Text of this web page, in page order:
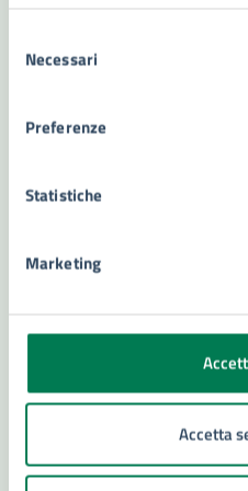
delNecessari
Preferenze
Statistiche
Marketing
Accetta
Rilascio e ritiro tesserini
Concessione Sala